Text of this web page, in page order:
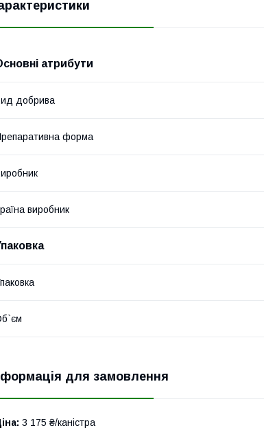
атрибути
добрива
форма
виробник
для замовлення
3 175 ₴/каністра